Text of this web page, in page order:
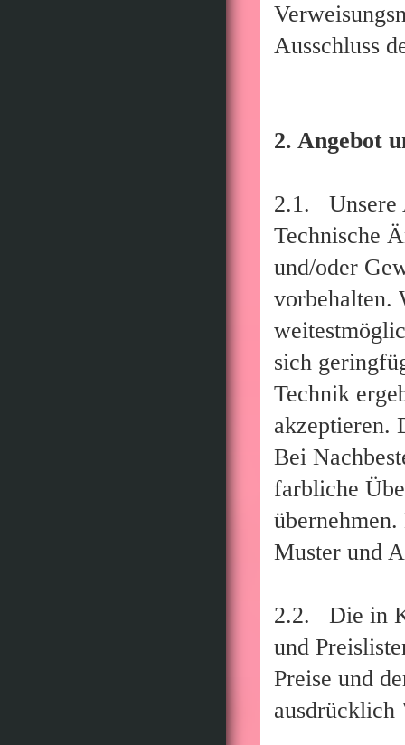
Ausschluss
2. Angebot
2.1. Unsere
Technische
und/oder
vorbehalten.
sich
Technik
akzeptieren.
Bei
farbliche
Muster und
2.2. Die in
und
Preise und
ausdrücklich